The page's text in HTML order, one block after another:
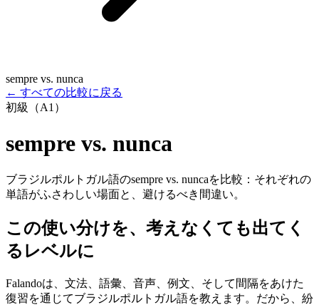
sempre vs. nunca
← すべての比較に戻る
初級（A1）
sempre vs. nunca
ブラジルポルトガル語のsempre vs. nuncaを比較：それぞれの
単語がふさわしい場面と、避けるべき間違い。
この使い分けを、考えなくても出てく
るレベルに
Falandoは、文法、語彙、音声、例文、そして間隔をあけた
復習を通じてブラジルポルトガル語を教えます。だから、紛